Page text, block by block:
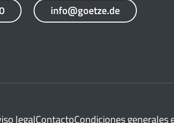
info@goetze.de
legalContactoCondiciones